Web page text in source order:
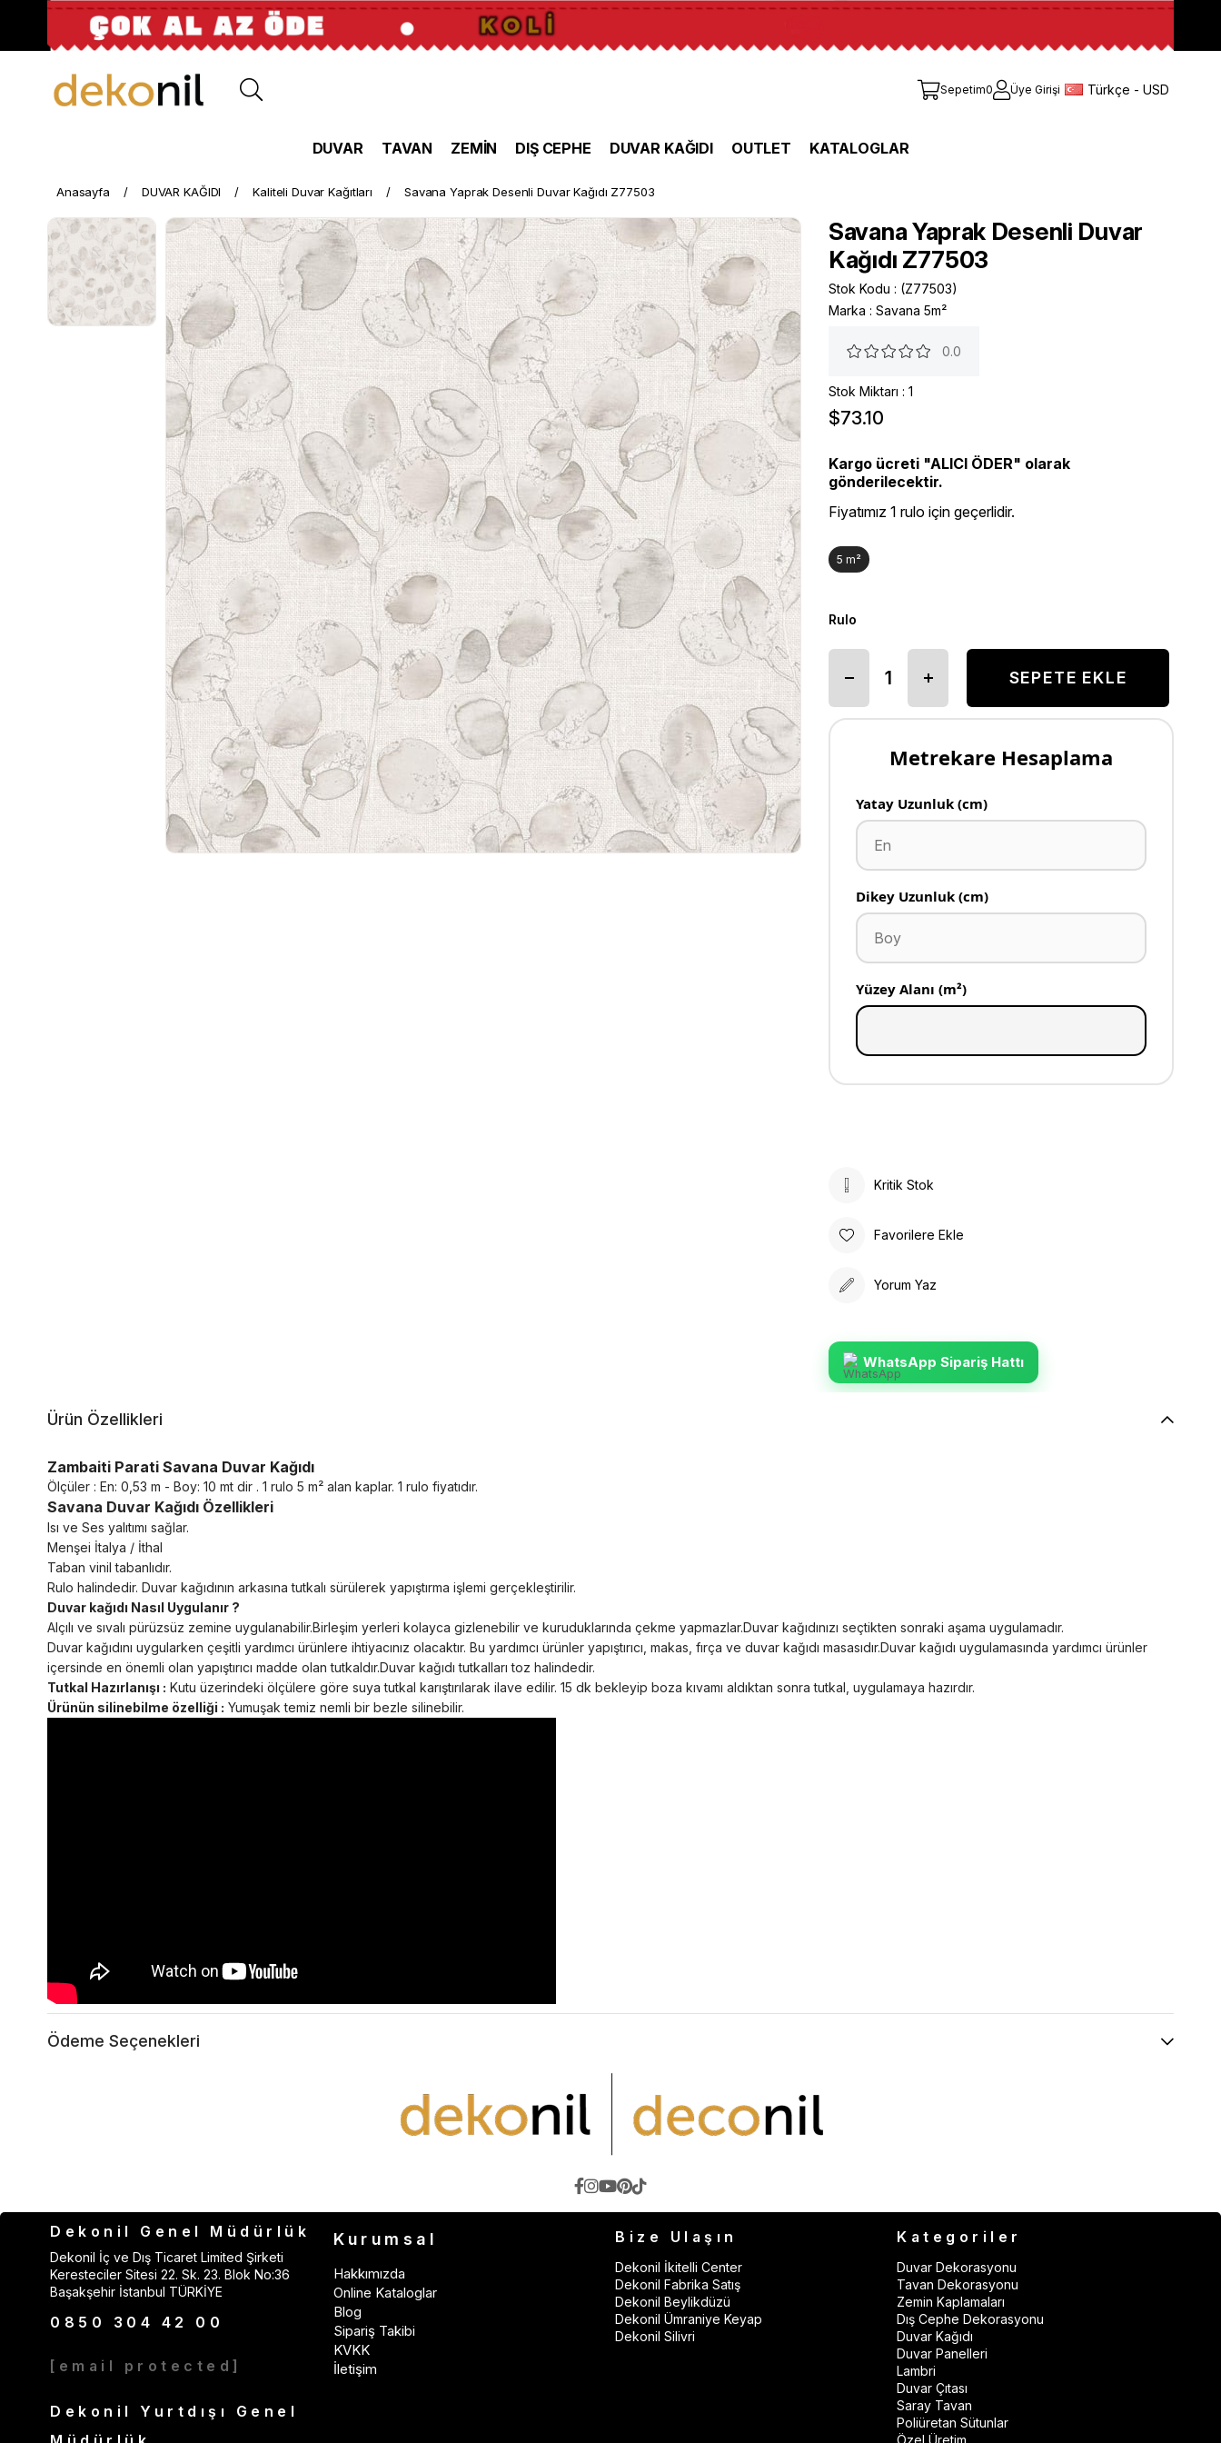
Sepetim0 Üye Girişi Türkçe - USD
DUVAR TAVAN ZEMİN DIŞ CEPHE DUVAR KAĞIDI OUTLET KATALOGLAR
Anasayfa DUVAR KAĞIDI Kaliteli Duvar Kağıtları Savana Yaprak Desenli Duvar Kağıdı Z77503
Savana Yaprak Desenli Duvar
Kağıdı Z77503
Stok Kodu
(Z77503)
Marka : Savana 5m²
0.0
Stok Miktarı : 1
$73.10
Kargo ücreti "ALICI ÖDER" olarak
gönderilecektir.
Fiyatımız 1 rulo için geçerlidir.
5 m²
Rulo
Metrekare Hesaplama
Yatay Uzunluk (cm)
Dikey Uzunluk (cm)
Yüzey Alanı (m²)
Kritik Stok
Favorilere Ekle
Yorum Yaz
WhatsApp Sipariş Hattı
Ürün Özellikleri
Zambaiti Parati Savana Duvar Kağıdı
Ölçüler : En: 0,53 m - Boy: 10 mt dir . 1 rulo 5 m² alan kaplar. 1 rulo fiyatıdır.
Savana Duvar Kağıdı Özellikleri
Isı ve Ses yalıtımı sağlar.
Menşei İtalya / İthal
Taban vinil tabanlıdır.
Rulo halindedir. Duvar kağıdının arkasına tutkalı sürülerek yapıştırma işlemi gerçekleştirilir.
Duvar kağıdı Nasıl Uygulanır ?
Alçılı ve sıvalı pürüzsüz zemine uygulanabilir.Birleşim yerleri kolayca gizlenebilir ve kuruduklarında çekme yapmazlar.Duvar kağıdınızı seçtikten sonraki aşama uygulamadır.
Duvar kağıdını uygularken çeşitli yardımcı ürünlere ihtiyacınız olacaktır. Bu yardımcı ürünler yapıştırıcı, makas, fırça ve duvar kağıdı masasıdır.Duvar kağıdı uygulamasında yardımcı ürünler
içersinde en önemli olan yapıştırıcı madde olan tutkaldır.Duvar kağıdı tutkalları toz halindedir.
Tutkal Hazırlanışı : Kutu üzerindeki ölçülere göre suya tutkal karıştırılarak ilave edilir. 15 dk bekleyip boza kıvamı aldıktan sonra tutkal, uygulamaya hazırdır.
Ürünün silinebilme özelliği : Yumuşak temiz nemli bir bezle silinebilir.
Ödeme Seçenekleri
Dekonil Genel Müdürlük
Dekonil İç ve Dış Ticaret Limited Şirketi
Keresteciler Sitesi 22. Sk. 23. Blok No:36
Başakşehir İstanbul TÜRKİYE
0850 304 42 00
[email protected]
Dekonil Yurtdışı Genel
Kurumsal
Hakkımızda
Online Kataloglar
Blog
Sipariş Takibi
KVKK
İletişim
Bize Ulaşın
Dekonil İkitelli Center
Dekonil Fabrika Satış
Dekonil Beylikdüzü
Dekonil Ümraniye Keyap
Dekonil Silivri
Kategoriler
Duvar Dekorasyonu
Tavan Dekorasyonu
Zemin Kaplamaları
Dış Cephe Dekorasyonu
Duvar Kağıdı
Duvar Panelleri
Lambri
Duvar Çıtası
Saray Tavan
Poliüretan Sütunlar
Özel Üretim